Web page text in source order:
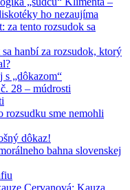
ho nezaujíma
za tento rozsudok sa
hanbí za rozsudok, ktorý
„dôkazom“
28 – múdrosti
rozsudku sme nemohli
dôkaz!
bahna slovenskej
Cervanová: Kauza